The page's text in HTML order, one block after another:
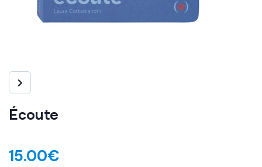
Écoute
15.00€